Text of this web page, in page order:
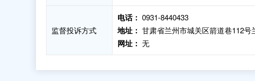
监督投诉方式
电话： 0931-8440433
地址： 甘肃省兰州市城关区箭道巷112号
网址： 无